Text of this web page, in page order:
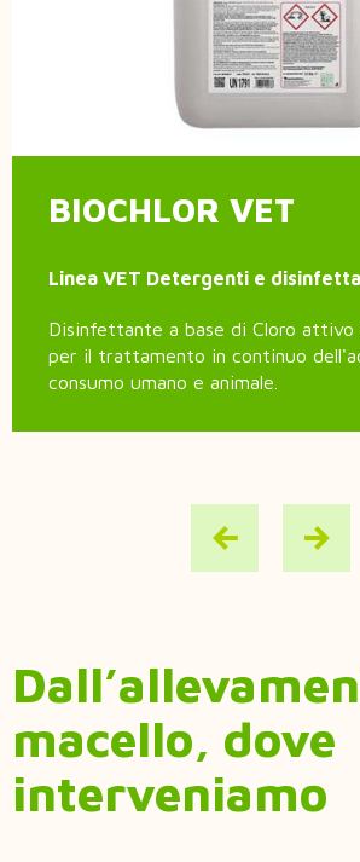
BIOCHLOR VET
Linea VET Detergenti e
Disinfettante a base di Cloro attivo
per il trattamento in continuo
consumo umano e animale.
macello, dove
interveniamo